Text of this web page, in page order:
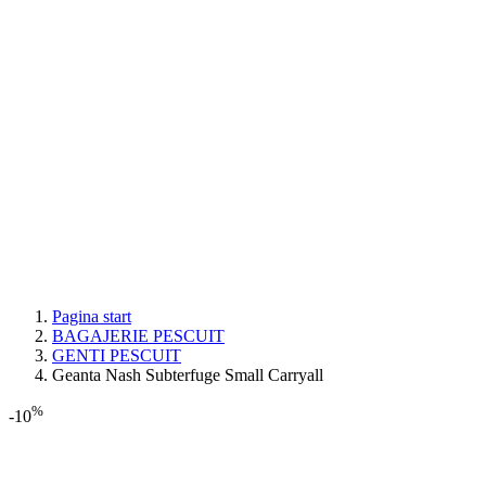
Pagina start
BAGAJERIE PESCUIT
GENTI PESCUIT
Geanta Nash Subterfuge Small Carryall
-10%